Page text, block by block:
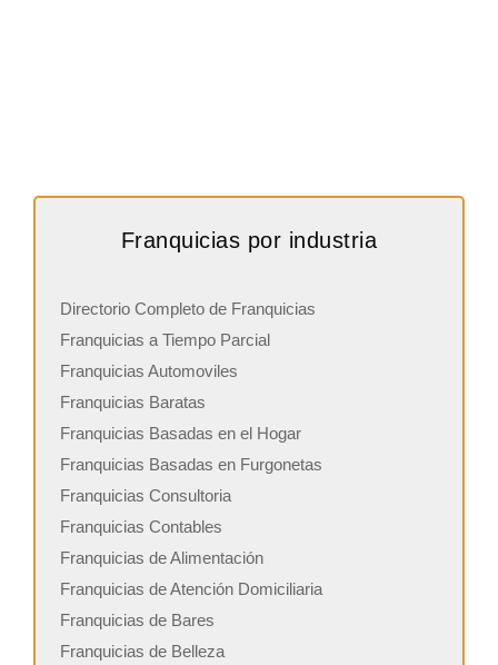
Franquicias por industria
Directorio Completo de Franquicias
Franquicias a Tiempo Parcial
Franquicias Automoviles
Franquicias Baratas
Franquicias Basadas en el Hogar
Franquicias Basadas en Furgonetas
Franquicias Consultoria
Franquicias Contables
Franquicias de Alimentación
Franquicias de Atención Domiciliaria
Franquicias de Bares
Franquicias de Belleza